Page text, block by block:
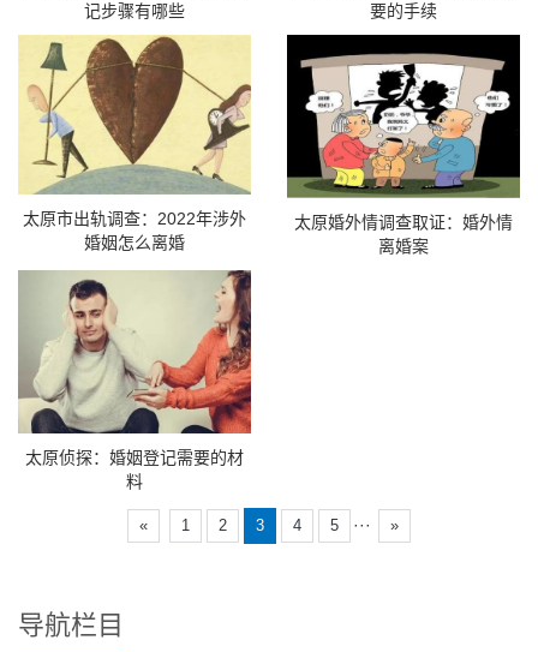
记步骤有哪些
要的手续
太原市出轨调查：2022年涉外
婚姻怎么离婚
太原婚外情调查取证：婚外情
离婚案
太原侦探：婚姻登记需要的材
料
« 1 2 3 4 5 ··· »
导航栏目